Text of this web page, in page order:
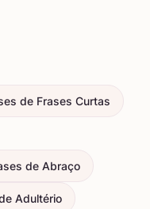
de Frases Curtas
de Abraço
Adultério